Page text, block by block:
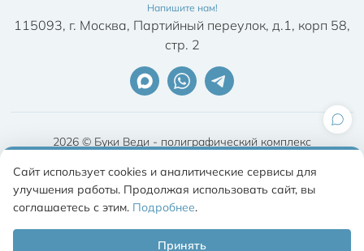
Листовки/Буклеты
Письмо о возврате ошибочной оплаты
Письмо о зачете переплаты по счету
Письмо о перезачете платежа
Письмо об уточнении назначения платежа
Напишите нам!
115093, г. Москва, Партийный переулок, д.1, корп 58,
стр. 2
2026 © Буки Веди - полиграфический комплекс
Продвижение сайта: СЕО-Импульс
Разработка: 365 Media Group
Сайт использует cookies и аналитические сервисы для
улучшения работы. Продолжая использовать сайт, вы
соглашаетесь с этим. Подробнее.
Принять